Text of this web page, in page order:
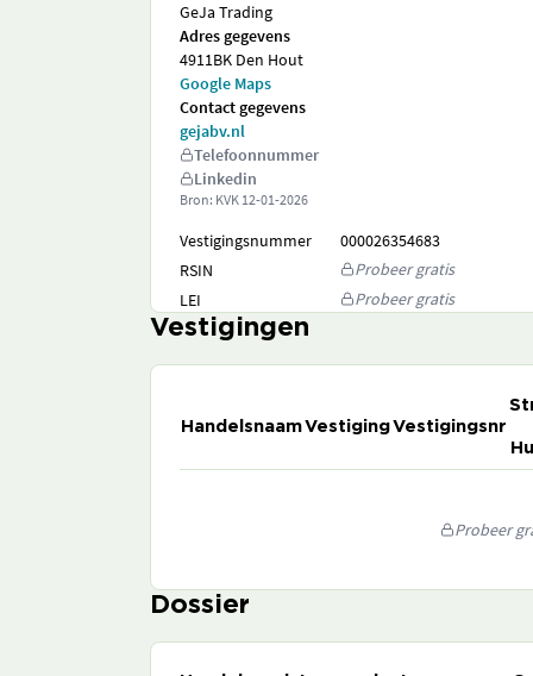
GeJa Trading
Adres gegevens
4911BK Den Hout
Google Maps
Contact gegevens
gejabv.nl
Telefoonnummer
Linkedin
Bron: KVK 12-01-2026
Vestigingsnummer
000026354683
RSIN
Probeer gratis
LEI
Probeer gratis
Vestigingen
HandelsnaamVestigingVestigingsnr
Probeer
Dossier